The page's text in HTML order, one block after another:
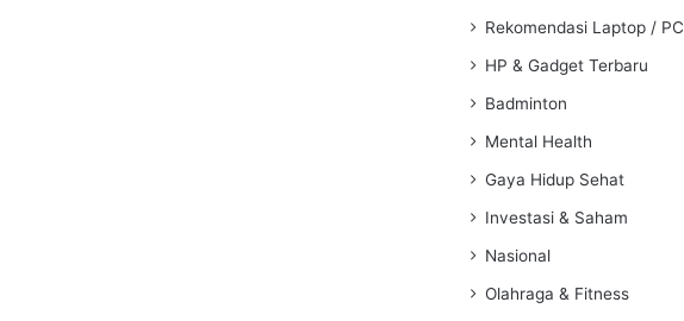
Rekomendasi Laptop / PC
HP & Gadget Terbaru
Badminton
Mental Health
Gaya Hidup Sehat
Investasi & Saham
Nasional
Olahraga & Fitness